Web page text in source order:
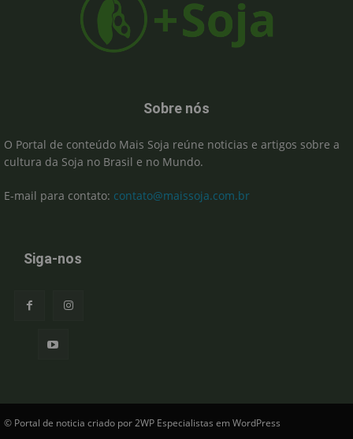
Sobre nós
O Portal de conteúdo Mais Soja reúne noticias e artigos sobre a
cultura da Soja no Brasil e no Mundo.
E-mail para contato: contato@maissoja.com.br
Siga-nos
© Portal de noticia criado por 2WP Especialistas em WordPress